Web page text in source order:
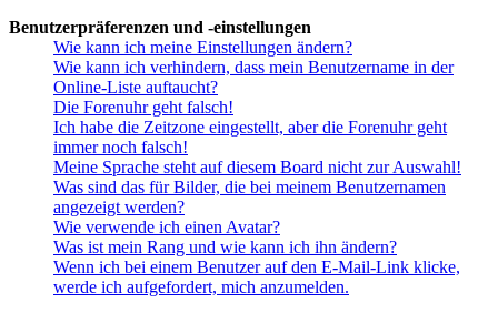
Benutzerpräferenzen und -einstellungen
Wie kann ich meine Einstellungen ändern?
Wie kann ich verhindern, dass mein Benutzername in der
Online-Liste auftaucht?
Die Forenuhr geht falsch!
Ich habe die Zeitzone eingestellt, aber die Forenuhr geht
immer noch falsch!
Meine Sprache steht auf diesem Board nicht zur Auswahl!
Was sind das für Bilder, die bei meinem Benutzernamen
angezeigt werden?
Wie verwende ich einen Avatar?
Was ist mein Rang und wie kann ich ihn ändern?
Wenn ich bei einem Benutzer auf den E-Mail-Link klicke,
werde ich aufgefordert, mich anzumelden.